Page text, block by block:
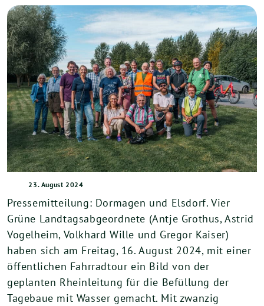
23. August 2024
Pressemitteilung: Dormagen und Elsdorf. Vier
Grüne Landtagsabgeordnete (Antje Grothus, Astrid
Vogelheim, Volkhard Wille und Gregor Kaiser)
haben sich am Freitag, 16. August 2024, mit einer
öffentlichen Fahrradtour ein Bild von der
geplanten Rheinleitung für die Befüllung der
Tagebaue mit Wasser gemacht. Mit zwanzig